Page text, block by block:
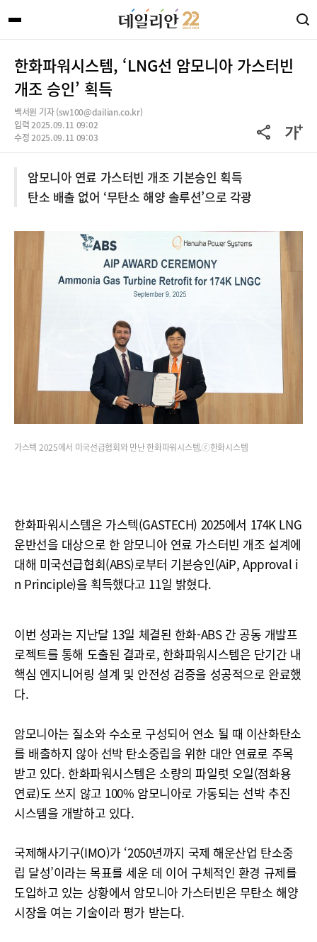
한화파워시스템, ‘LNG선 암모니아 가스터빈
개조 승인’ 획득
백서원 기자 (sw100@dailian.co.kr)
입력 2025.09.11 09:02
수정 2025.09.11 09:03
암모니아 연료 가스터빈 개조 기본승인 획득
탄소 배출 없어 ‘무탄소 해양 솔루션’으로 각광
가스텍 2025에서 미국선급협회와 만난 한화파워시스템.ⓒ한화시스템
한화파워시스템은 가스텍(GASTECH) 2025에서 174K LNG
운반선을 대상으로 한 암모니아 연료 가스터빈 개조 설계에
대해 미국선급협회(ABS)로부터 기본승인(AiP, Approval i
n Principle)을 획득했다고 11일 밝혔다.
이번 성과는 지난달 13일 체결된 한화-ABS 간 공동 개발프
로젝트를 통해 도출된 결과로, 한화파워시스템은 단기간 내
핵심 엔지니어링 설계 및 안전성 검증을 성공적으로 완료했
다.
암모니아는 질소와 수소로 구성되어 연소 될 때 이산화탄소
를 배출하지 않아 선박 탄소중립을 위한 대안 연료로 주목
받고 있다. 한화파워시스템은 소량의 파일럿 오일(점화용
연료)도 쓰지 않고 100% 암모니아로 가동되는 선박 추진
시스템을 개발하고 있다.
국제해사기구(IMO)가 ‘2050년까지 국제 해운산업 탄소중
립 달성’이라는 목표를 세운 데 이어 구체적인 환경 규제를
도입하고 있는 상황에서 암모니아 가스터빈은 무탄소 해양
시장을 여는 기술이라 평가 받는다.